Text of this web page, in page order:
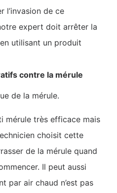
l’invasion de ce
expert doit arrêter la
utilisant un produit
contre la mérule
de la mérule.
mérule très efficace mais
choisit cette
de la mérule quand
Il peut aussi
par air chaud n’est pas